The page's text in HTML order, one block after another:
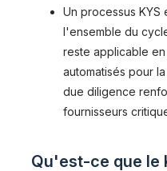
Un processus
l'ensemble du
reste applicable
automatisés pour
due diligence
fournisseurs
Qu'est-ce que le